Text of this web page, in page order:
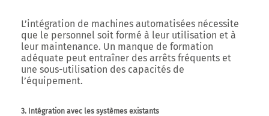
L’intégration de machines automatisées nécessite
que le personnel soit formé à leur utilisation et à
leur maintenance. Un manque de formation
adéquate peut entraîner des arrêts fréquents et
une sous-utilisation des capacités de
l’équipement.
3. Intégration avec les systèmes existants